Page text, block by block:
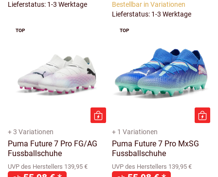
Lieferstatus: 1-3 Werktage
Bestellbar in Variationen
Lieferstatus: 1-3 Werktage
TOP
+ 3 Variationen
Puma Future 7 Pro FG/AG
Fussballschuhe
UVP des Herstellers 139,95 €
TOP
+ 1 Variationen
Puma Future 7 Pro MxSG
Fussballschuhe
UVP des Herstellers 139,95 €